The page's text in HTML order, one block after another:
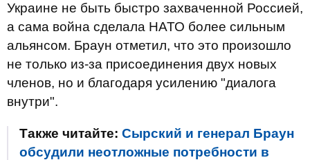
Украине не быть быстро захваченной Россией,
а сама война сделала НАТО более сильным
альянсом. Браун отметил, что это произошло
не только из-за присоединения двух новых
членов, но и благодаря усилению "диалога
внутри".
Также читайте: Сырский и генерал Браун
обсудили неотложные потребности в